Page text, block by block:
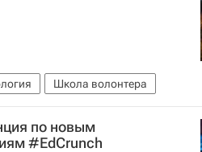
Школа волонтера
волонтера
Красноярский край
по новым
#EdCrunch